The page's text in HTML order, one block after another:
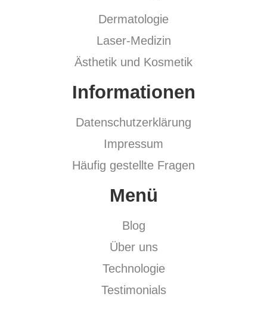
Dermatologie
Laser-Medizin
Ästhetik und Kosmetik
Informationen
Datenschutzerklärung
Impressum
Häufig gestellte Fragen
Menü
Blog
Über uns
Technologie
Testimonials